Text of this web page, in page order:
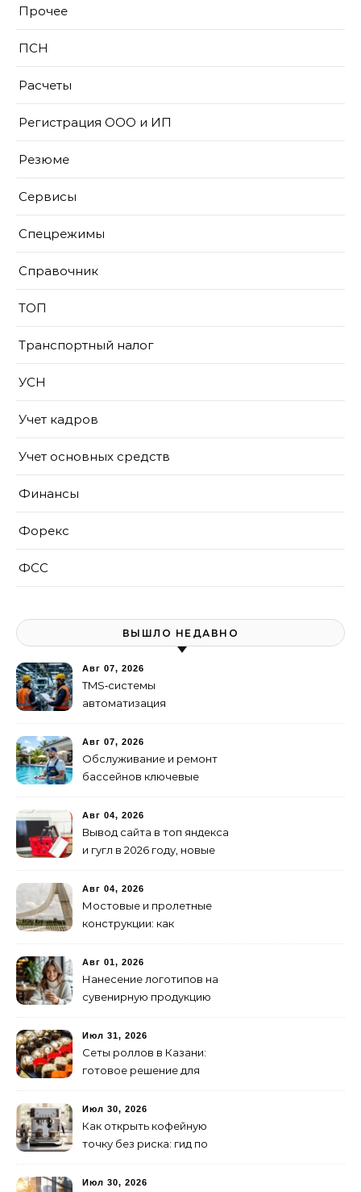
Прочее
ПСН
Расчеты
Регистрация ООО и ИП
Резюме
Сервисы
Спецрежимы
Справочник
ТОП
Транспортный налог
УСН
Учет кадров
Учет основных средств
Финансы
Форекс
ФСС
ВЫШЛО НЕДАВНО
Авг 07, 2026
TMS‑системы
автоматизация
Авг 07, 2026
Обслуживание и ремонт
бассейнов ключевые
Авг 04, 2026
Вывод сайта в топ яндекса
и гугл в 2026 году, новые
Авг 04, 2026
Мостовые и пролетные
конструкции: как
изготовление и поставку
Авг 01, 2026
Нанесение логотипов на
сувенирную продукцию
Июл 31, 2026
Сеты роллов в Казани:
готовое решение для
друзьями
Июл 30, 2026
Как открыть кофейную
точку без риска: гид по
Июл 30, 2026